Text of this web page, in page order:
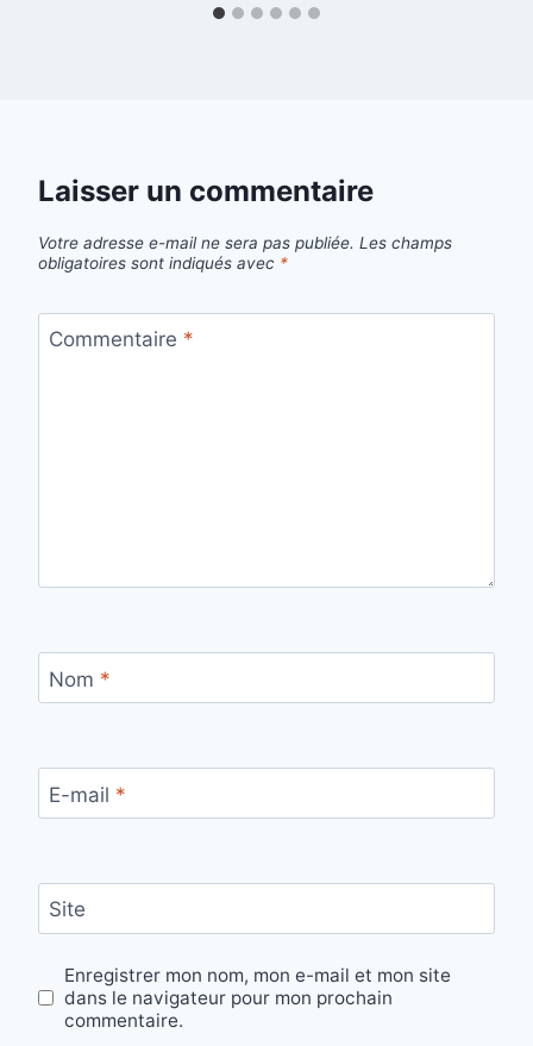
Laisser un commentaire
Votre adresse e-mail ne sera pas publiée. Les champs
obligatoires sont indiqués avec *
Commentaire *
Nom *
E-mail *
Site
Enregistrer mon nom, mon e-mail et mon site
dans le navigateur pour mon prochain
commentaire.